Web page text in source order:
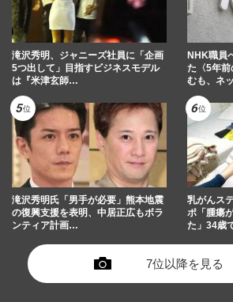
滝沢秀明、ジャニーズ社員に「企画
5つ出して」目指すビジネスモデル
は『米津玄師…
NHK職員
た〈5年前
むも、ネ
滝沢秀明氏「男手が必要」熊本地震
の復興支援を表明、中居正広もボラ
ンティア計画…
乳がんス
ポ「腫瘍
た」34歳
7位以降を見る